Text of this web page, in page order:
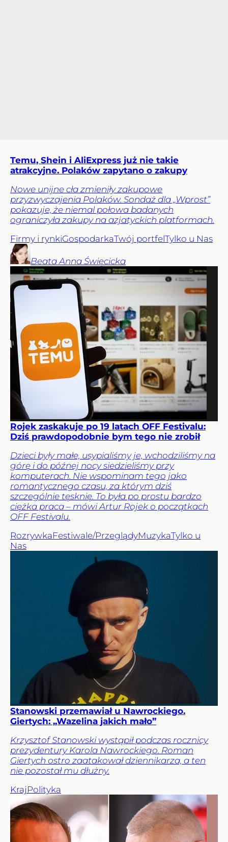
Temu, Shein i AliExpress już nie takie
atrakcyjne. Polaków zapytano o zakupy
Nowe unijne cła zmieniły zakupowe
przyzwyczajenia Polaków. Sondaż dla „Wprost”
pokazuje, że niemal połowa badanych
ograniczyła zakupy na azjatyckich platformach.
Firmy i rynkiGospodarkaTwój portfelTylko u Nas
Beata Anna Święcicka
Rojek zaskakuje po 19 latach OFF Festivalu:
Dziś prawdopodobnie bym tego nie zrobił
Dzieci były małe, usypialiśmy je, wchodziliśmy na
górę i do późnej nocy siedzieliśmy przy
komputerach. Nie wspominam tego jako
romantycznego czasu, za którym dziś
szczególnie tęsknię. To była po prostu bardzo
ciężka praca – mówi Artur Rojek o początkach
OFF Festivalu.
RozrywkaFestiwale/PrzeglądyMuzykaTylko u
Nas
Stanowski przemawiał u Nawrockiego.
Giertych: „Wazelina jakich mało”
Krzysztof Stanowski wystąpił podczas rocznicy
prezydentury Karola Nawrockiego. Roman
Giertych ostro zaatakował dziennikarza, a ten
nie pozostał mu dłużny.
Kraj Polityka